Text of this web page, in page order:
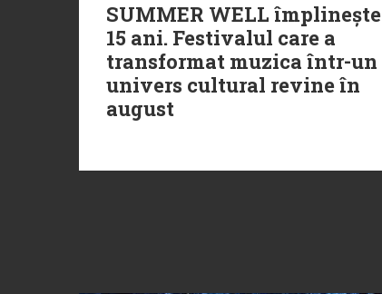
SUMMER WELL împlinește
15 ani. Festivalul care a
transformat muzica într-un
univers cultural revine în
august